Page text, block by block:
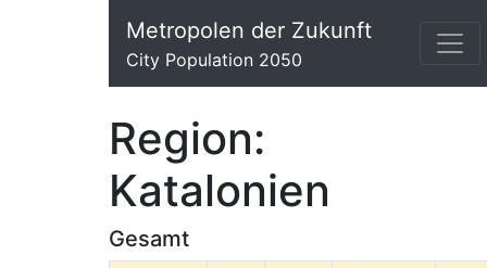
Metropolen der Zukunft
City Population 2050
Region:
Katalonien
Gesamt